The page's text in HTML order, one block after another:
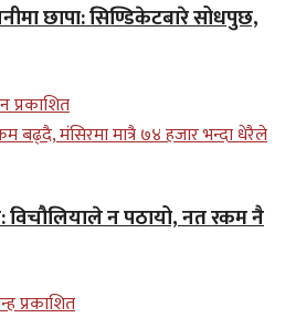
छापा: सिण्डिकेटबारे सोधपुछ,
प्रकाशित
विचौलियाले न पठायो, नत रकम नै
प्रकाशित